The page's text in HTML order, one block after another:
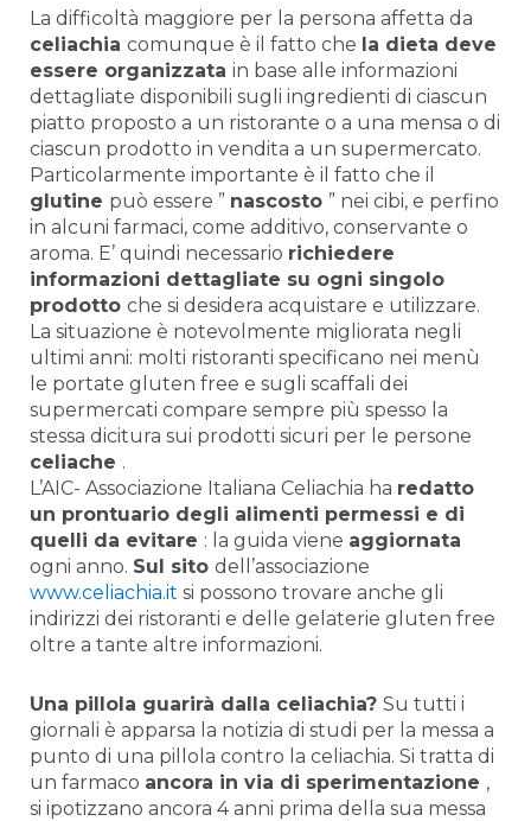
La difficoltà maggiore per la persona affetta da
celiachia comunque è il fatto che la dieta deve
essere organizzata in base alle informazioni
dettagliate disponibili sugli ingredienti di ciascun
piatto proposto a un ristorante o a una mensa o di
ciascun prodotto in vendita a un supermercato.
Particolarmente importante è il fatto che il
glutine può essere ” nascosto ” nei cibi, e perfino
in alcuni farmaci, come additivo, conservante o
aroma. E’ quindi necessario richiedere
informazioni dettagliate su ogni singolo
prodotto che si desidera acquistare e utilizzare.
La situazione è notevolmente migliorata negli
ultimi anni: molti ristoranti specificano nei menù
le portate gluten free e sugli scaffali dei
supermercati compare sempre più spesso la
stessa dicitura sui prodotti sicuri per le persone
celiache .
L’AIC- Associazione Italiana Celiachia ha redatto
un prontuario degli alimenti permessi e di
quelli da evitare : la guida viene aggiornata
ogni anno. Sul sito dell’associazione
www.celiachia.it si possono trovare anche gli
indirizzi dei ristoranti e delle gelaterie gluten free
oltre a tante altre informazioni.
Una pillola guarirà dalla celiachia? Su tutti i
giornali è apparsa la notizia di studi per la messa a
punto di una pillola contro la celiachia. Si tratta di
un farmaco ancora in via di sperimentazione ,
si ipotizzano ancora 4 anni prima della sua messa